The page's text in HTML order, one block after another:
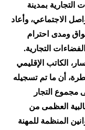
التجارية بمدينة
الاجتماعي، وأعاد
ومدى احترام
التجارية.
الكاتب الإقليمي
أن ما تم تسجيله
مجموع التجار
العظمى من
المنظمة للمهنة